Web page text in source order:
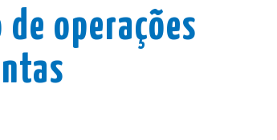
operações